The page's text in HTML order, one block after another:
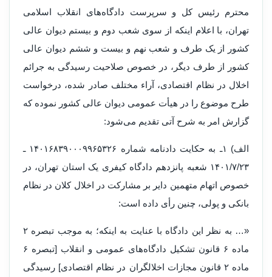
محترم رئیس کل و سرپرست دادگاه‌های انقلاب اسلامی
تهران، با اعلام اینکه از سوی شعب دوم و بیستم دیوان عالی
کشور از یک طرف و شعب نهم و بیست و ششم دیوان عالی
کشور از طرف دیگر، در خصوص صلاحیت رسیدگی به جرائم
اخلال در نظام اقتصادی، آراء مختلف صادر شده، درخواست
طرح موضوع را در هیأت عمومی دیوان عالی کشور نموده که
گزارش امر به شرح آتی تقدیم می‌شود:
الف) ۱ـ به حکایت دادنامه شماره ۱۴۰۱۶۸۳۹۰۰۰۹۹۶۵۳۲۶ ـ
۱۴۰۱/۷/۲۳ شعبه پانزدهم دادگاه کیفری یک استان تهران، در
خصوص اتهام متهمین دایر بر مشارکت در اخلال کلان در نظام
بانکی و پولی، چنین رأی داده است:
«… به نظر این دادگاه با عنایت به اینکه؛ به موجب تبصره ۲
ماده ۶ قانون تشکیل دادگاه‌های عمومی و انقلاب [تبصره ۶
ماده ۲ قانون مجازات اخلالگران در نظام اقتصادی] رسیدگی